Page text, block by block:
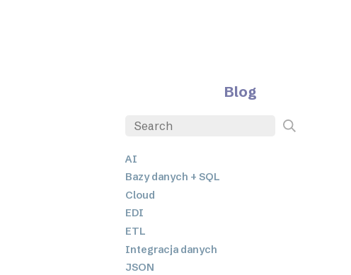
Blog
AI
Bazy danych + SQL
Cloud
EDI
ETL
Integracja danych
JSON